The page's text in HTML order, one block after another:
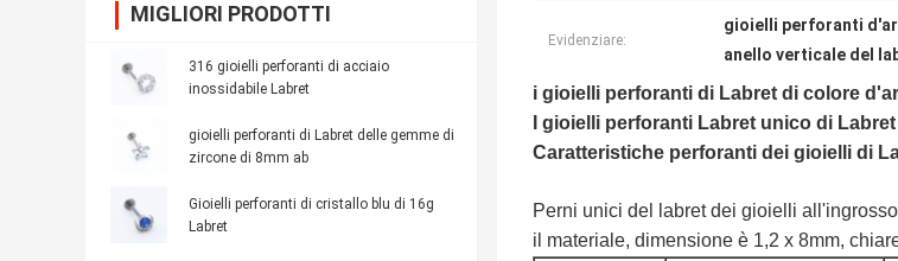
MIGLIORI PRODOTTI
316 gioielli perforanti di acciaio
inossidabile Labret
gioielli perforanti di Labret delle gemme di
zircone di 8mm ab
Gioielli perforanti di cristallo blu di 16g
Labret
Evidenziare:
gioielli perforanti
anello verticale del
i gioielli perforanti di Labret di colore
I gioielli perforanti Labret unico di
Caratteristiche perforanti dei gioielli di
Perni unici del labret dei gioielli
il materiale, dimensione è 1,2 x 8mm,